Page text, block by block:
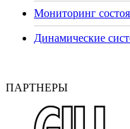
Мониторинг
Динамические
ПАРТНЕРЫ